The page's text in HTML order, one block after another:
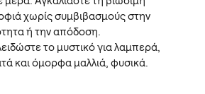
χωρίς συμβιβασμούς στην
ή την απόδοση.
το μυστικό για λαμπερά,
και όμορφα μαλλιά, φυσικά.